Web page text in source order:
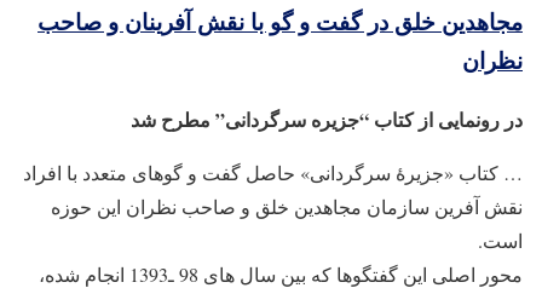
مجاهدین خلق در گفت و گو با نقش آفرینان و صاحب
نظران
در رونمایی از کتاب “جزیره سرگردانی” مطرح شد
… کتاب «جزیرۀ سرگردانی» حاصل گفت ‌و‌ گوهای متعدد با افراد
نقش ‌آفرین سازمان مجاهدین خلق و صاحب ‌نظران این حوزه
است.
محور اصلی این گفتگوها که بین سال ‌های 98 ـ1393 انجام شده،